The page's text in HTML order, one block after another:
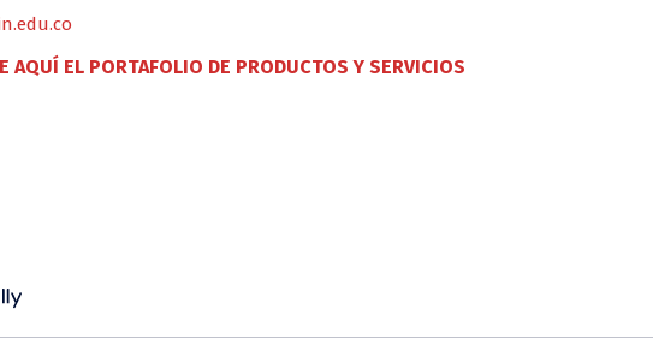
AQUÍ EL PORTAFOLIO DE PRODUCTOS Y SERVICIOS